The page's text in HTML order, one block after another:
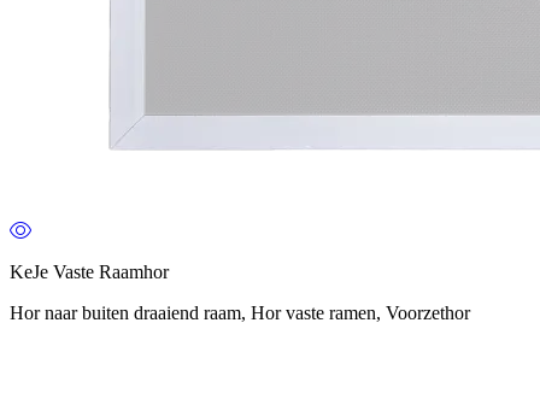
KeJe Vaste Raamhor
Hor naar buiten draaiend raam, Hor vaste ramen, Voorzethor